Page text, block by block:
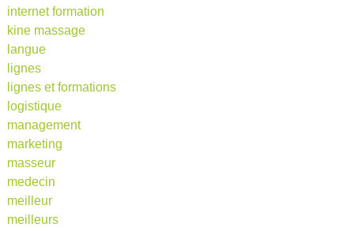
internet formation
kine massage
langue
lignes
lignes et formations
logistique
management
marketing
masseur
medecin
meilleur
meilleurs